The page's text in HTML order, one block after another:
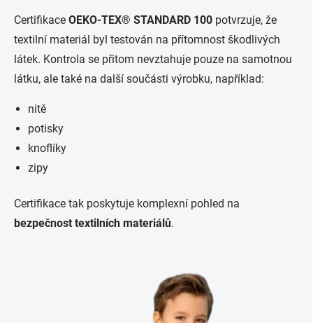
Certifikace OEKO-TEX® STANDARD 100 potvrzuje, že
textilní materiál byl testován na přítomnost škodlivých
látek. Kontrola se přitom nevztahuje pouze na samotnou
látku, ale také na další součásti výrobku, například:
nitě
potisky
knoflíky
zipy
Certifikace tak poskytuje komplexní pohled na
bezpečnost textilních materiálů.